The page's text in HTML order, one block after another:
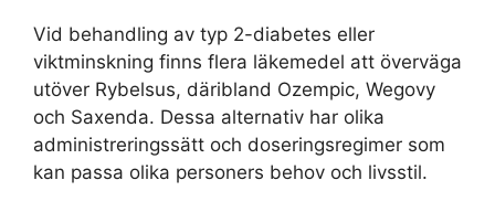
Vid behandling av typ 2-diabetes eller
viktminskning finns flera läkemedel att överväga
utöver Rybelsus, däribland Ozempic, Wegovy
och Saxenda. Dessa alternativ har olika
administreringssätt och doseringsregimer som
kan passa olika personers behov och livsstil.